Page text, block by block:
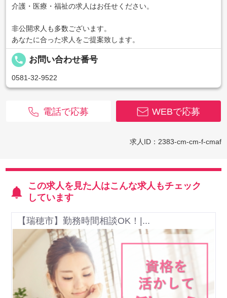
介護・医療・福祉の求人はお任せください。
非公開求人も多数ございます。
あなたに合った求人をご提案致します。
local_phone お問い合わせ番号
0581-32-9522
WEBで応募
電話で応募
求人ID：2383-cm-cm-f-cmaf
この求人を見た人はこんな求人もチェック
しています
【瑞穂市】勤務時間相談OK！|...